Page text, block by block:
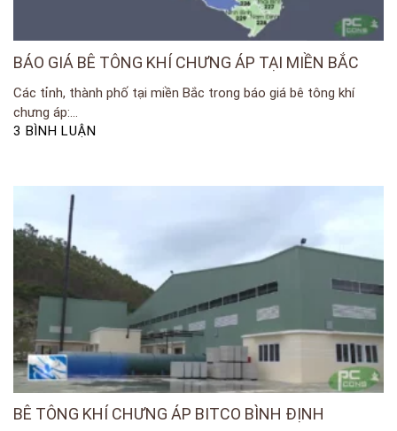
BÁO GIÁ BÊ TÔNG KHÍ CHƯNG ÁP TẠI MIỀN BẮC
Các tỉnh, thành phố tại miền Bắc trong báo giá bê tông khí
chưng áp:...
3 BÌNH LUẬN
BÊ TÔNG KHÍ CHƯNG ÁP BITCO BÌNH ĐỊNH